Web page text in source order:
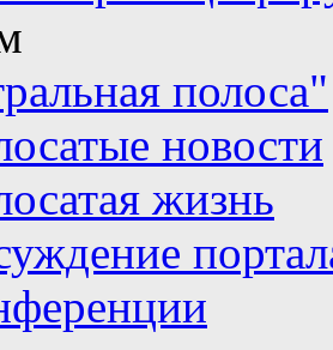
полоса"
новости
жизнь